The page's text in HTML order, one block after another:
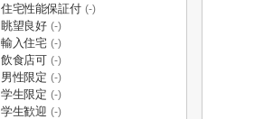
住宅性能保証付 (-)
眺望良好 (-)
輸入住宅 (-)
飲食店可 (-)
男性限定 (-)
学生限定 (-)
学生歓迎 (-)